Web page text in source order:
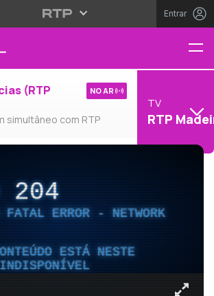
Entrar
(RTP
simultâneo com RTP
NO AR
TV
RTP
204
ERROR - NETWORK
ESTÁ NESTE
INDISPONÍVEL